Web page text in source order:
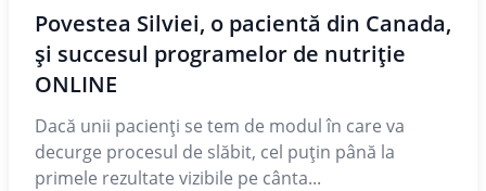
Povestea Silviei, o pacientă din Canada,
și succesul programelor de nutriție
ONLINE
Dacă unii pacienți se tem de modul în care va
decurge procesul de slăbit, cel puțin până la
primele rezultate vizibile pe cânta...